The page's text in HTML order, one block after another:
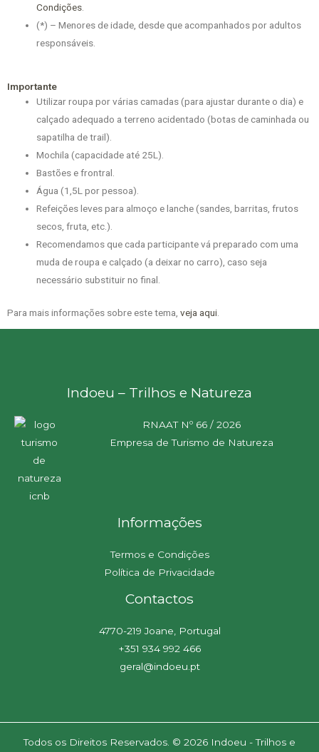
Condições
(*) – Menores de idade, desde que acompanhados por adultos
responsáveis.
Importante
Utilizar roupa por várias camadas (para ajustar durante o dia) e
calçado adequado a terreno acidentado (botas de caminhada ou
sapatilha de trail).
Mochila (capacidade até 25L).
Bastões e frontral.
Água (1,5L por pessoa).
Refeições leves para almoço e lanche (sandes, barritas, frutos
secos, fruta, etc.).
Recomendamos que cada participante vá preparado com uma
muda de roupa e calçado (a deixar no carro), caso seja
necessário substituir no final.
Para mais informações sobre este tema, veja aqui
Indoeu – Trilhos e Natureza
RNAAT Nº 66 / 2026
Empresa de Turismo de Natureza
Informações
Termos e Condições
Política de Privacidade
Contactos
4770-219 Joane, Portugal
+351 934 992 466
geral@indoeu.pt
Todos os Direitos Reservados. © 2026 Indoeu - Trilhos e